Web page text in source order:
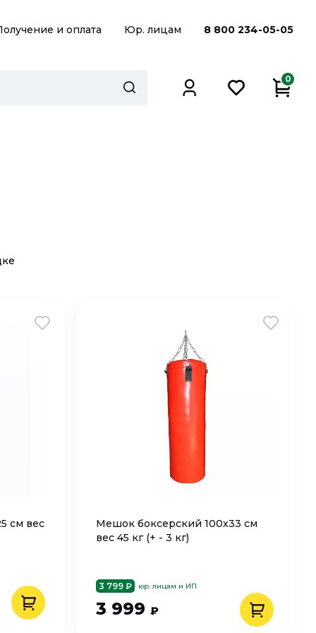
и оплата Юр. лицам 8 800 234-05-05
0
см вес
Мешок боксерский 100х33 см
вес 45 кг (+ - 3 кг)
3 799 ₽ юр. лицам и ИП
3 999 ₽